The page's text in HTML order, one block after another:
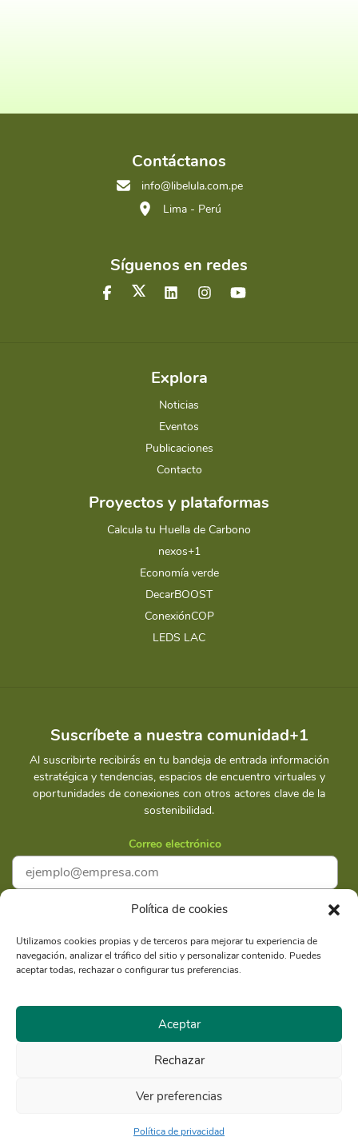
Política de cookies
Utilizamos cookies propias y de terceros para mejorar tu experiencia de
navegación, analizar el tráfico del sitio y personalizar contenido. Puedes
aceptar todas, rechazar o configurar tus preferencias.
Aceptar
Rechazar
Ver preferencias
Política de privacidad
Contáctanos
info@libelula.com.pe
Lima - Perú
Síguenos en redes
Explora
Noticias
Eventos
Publicaciones
Contacto
Proyectos y plataformas
Calcula tu Huella de Carbono
nexos+1
Economía verde
DecarBOOST
ConexiónCOP
LEDS LAC
Suscríbete a nuestra comunidad+1
Al suscribirte recibirás en tu bandeja de entrada información
estratégica y tendencias, espacios de encuentro virtuales y
oportunidades de conexiones con otros actores clave de la
sostenibilidad.
Correo electrónico
Suscríbete
Razón Social: Libélula Comunicación Ambiente y
Comunicación |Política de privacidad